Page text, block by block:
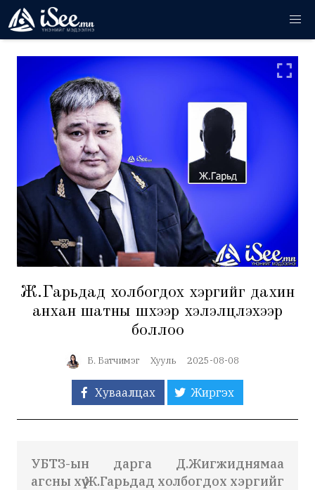
Ж.Гарьдад холбогдох хэргийг дахин
анхан шатны шүүхээр хэлэлцүүлэхээр
боллоо
Б. Батчимэг Хууль 2025-08-08
Хуваалцах Жиргэх
УБТЗ-ын дарга Д.Жигжиднямаа
агсны хүү Ж.Гарьдад холбогдох хэргийг